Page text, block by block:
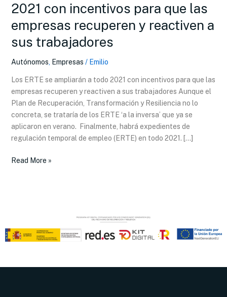
2021 con incentivos para que las
empresas recuperen y reactiven a
sus trabajadores
Autónomos, Empresas / Emilio
Los ERTE se ampliarán a todo 2021 con incentivos para que las
empresas recuperen y reactiven a sus trabajadores Aunque el
Plan de Recuperación, Transformación y Resiliencia no lo
concreta, se trataría de los ERTE ‘a la inversa’ que ya se
aplicaron en verano. Finalmente, habrá expedientes de
regulación temporal de empleo (ERTE) en todo 2021. […]
se
ampliarán
todo
2021
incentivos
para
que
las
empresas
recuperen
reactiven
Read More »